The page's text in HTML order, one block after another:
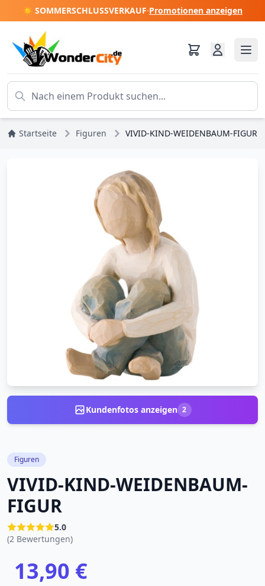
☀️ SOMMERSCHLUSSVERKAUF·Promotionen anzeigen
Startseite Figuren VIVID-KIND-WEIDENBAUM-FIGUR
Kundenfotos anzeigen 2
Figuren
VIVID-KIND-WEIDENBAUM-
FIGUR
5.0
(2 Bewertungen)
13,90 €